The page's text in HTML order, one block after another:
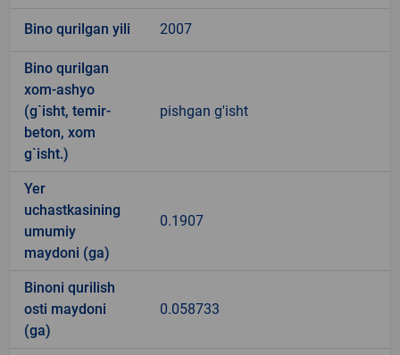
Bino qurilgan yili 2007
Bino qurilgan
xom-ashyo
(g`isht, temir-
beton, xom
g`isht.)
pishgan g'isht
Yer
uchastkasining
umumiy
maydoni (ga)
0.1907
Binoni qurilish
osti maydoni
(ga)
0.058733